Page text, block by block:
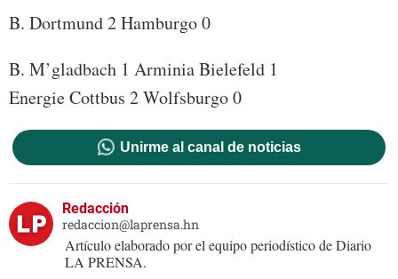
B. Dortmund 2 Hamburgo 0
B. M’gladbach 1 Arminia Bielefeld 1
Energie Cottbus 2 Wolfsburgo 0
Unirme al canal de noticias
Redacción
redaccion@laprensa.hn
Artículo elaborado por el equipo periodístico de Diario
LA PRENSA.